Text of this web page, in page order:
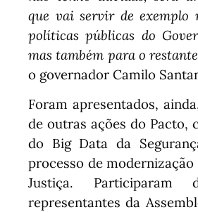
que vai servir de exemplo
políticas públicas do
mas também para o
o governador Camilo
Foram apresentados,
de outras ações do Pacto,
do Big Data da
processo de
Justiça. Participaram
representantes da